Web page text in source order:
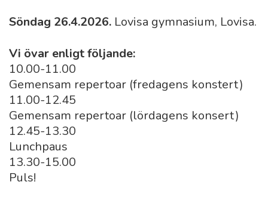
Söndag 26.4.2026. Lovisa gymnasium, Lovisa.
Vi övar enligt följande:
10.00-11.00
Gemensam repertoar (fredagens konstert)
11.00-12.45
Gemensam repertoar (lördagens konsert)
12.45-13.30
Lunchpaus
13.30-15.00
Puls!